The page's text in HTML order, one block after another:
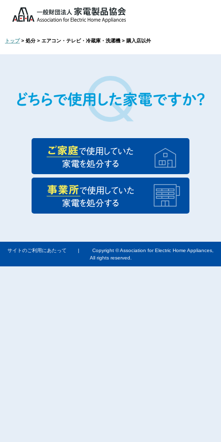
トップ> 処分 > エアコン・テレビ・冷蔵庫・洗濯機 > 購入店以外
サイトのご利用にあたって | Copyright © Association for Electric Home Appliances,
All rights reserved.